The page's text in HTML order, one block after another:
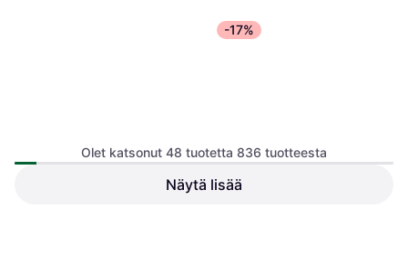
Advent Calendar Train
-17%
Olet katsonut 48 tuotetta 836 tuotteesta
Näytä lisää